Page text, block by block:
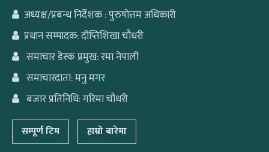
अध्यक्ष/प्रबन्ध निर्देशक : पुरुषोत्तम अधिकारी
प्रधान सम्पादक: दीप्तिशिखा चौधरी
समाचार डेस्क प्रमुख: रमा नेपाली
समाचारदाता: मनु मगर
बजार प्रतिनिधि: गरिमा चौधरी
सम्पूर्ण टिम हाम्रो बारेमा